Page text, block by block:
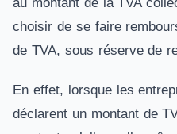
choisir de se faire
de TVA, sous réserve de
En effet, lorsque les
déclarent un montant de